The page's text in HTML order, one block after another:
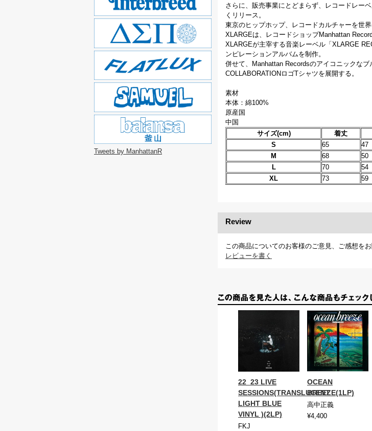
Tweets by ManhattanR
さらに、販売事業にとどまらず、レコードレー
くリリース。
東京のヒップホップ、レコードカルチャーを世
XLARGEは、レコードショップManhattan
XLARGEが主宰する音楽レーベル「XLARGE
ンピレーションアルバムを制作。
併せて、Manhattan Recordsのアイコニックな
COLLABORATIONロゴTシャツを展開する。
素材
本体：綿100%
原産国
中国
サイズ(cm)
着丈
S
65 47
M
68 50
L
70 54
XL
73 59
Review
この商品についてのお客様のご意見、ご感想をお
レビューを書く
22_23 LIVE
SESSIONS(TRANSLUCENT
LIGHT BLUE
VINYL )(2LP)
FKJ
OCEAN
BREEZE(1LP)
高中正義
¥4,400